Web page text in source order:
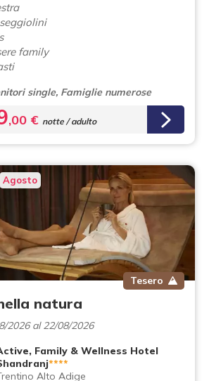
family
single, Famiglie numerose
,00 € notte / adulto
Agosto
Tesero
natura
2026 al 22/08/2026
Family & Wellness Hotel
****
Alto Adige